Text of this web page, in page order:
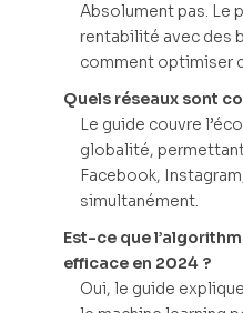
Absolument pas. Le
rentabilité avec des
comment optimiser
Quels réseaux sont
Le guide couvre
globalité,
Facebook,
simultanément.
Est-ce que
efficace en 2024 ?
Oui, le guide